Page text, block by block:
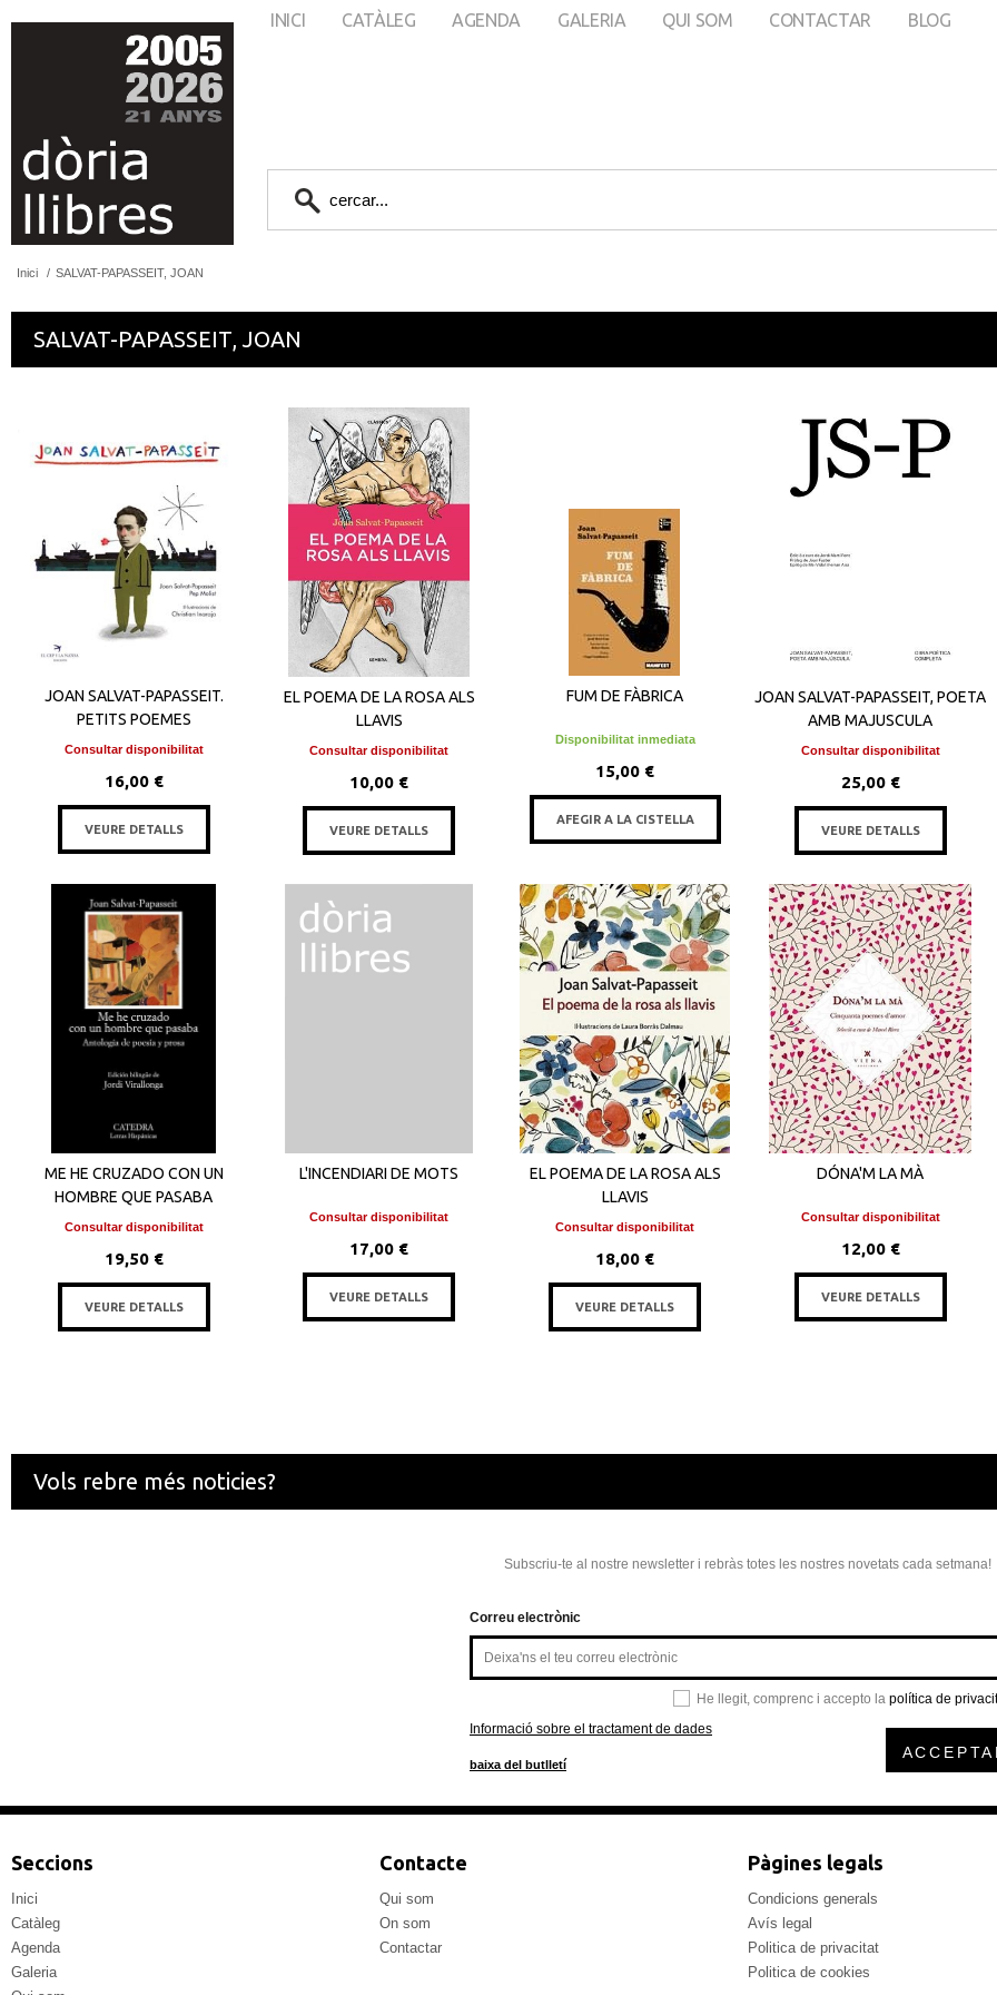
INICI CATÀLEG AGENDA GALERIA QUI SOM CONTACTAR BLOG
Inici / SALVAT-PAPASSEIT, JOAN
SALVAT-PAPASSEIT, JOAN
JOAN SALVAT-PAPASSEIT.
PETITS POEMES
Consultar disponibilitat
16,00 €
VEURE DETALLS
EL POEMA DE LA ROSA ALS
LLAVIS
Consultar disponibilitat
10,00 €
VEURE DETALLS
FUM DE FÀBRICA
Disponibilitat inmediata
15,00 €
AFEGIR A LA CISTELLA
JOAN SALVAT-PAPASSEIT, POETA
AMB MAJUSCULA
Consultar disponibilitat
25,00 €
VEURE DETALLS
ME HE CRUZADO CON UN
HOMBRE QUE PASABA
Consultar disponibilitat
19,50 €
VEURE DETALLS
L'INCENDIARI DE MOTS
Consultar disponibilitat
17,00 €
VEURE DETALLS
EL POEMA DE LA ROSA ALS
LLAVIS
Consultar disponibilitat
18,00 €
VEURE DETALLS
DÓNA'M LA MÀ
Consultar disponibilitat
12,00 €
VEURE DETALLS
Vols rebre més noticies?
Subscriu-te al nostre newsletter i rebràs totes les nostres novetats cada setmana!
Correu electrònic
He llegit, comprenc i accepto la política de
Informació sobre el tractament de dades
baixa del butlletí
Seccions
Inici
Catàleg
Agenda
Galeria
Contacte
Qui som
On som
Contactar
Pàgines legals
Condicions generals
Avís legal
Politica de privacitat
Politica de cookies